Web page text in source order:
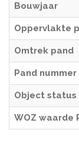
Bouwjaar
Oppervlakte
Omtrek pand
Pand nummer
Object status
WOZ waarde